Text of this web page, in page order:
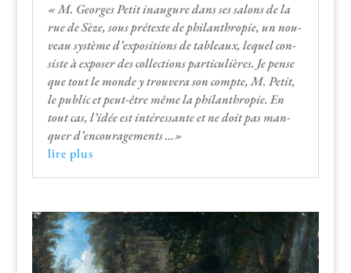
« M. Georges Petit inau­gure dans ses salons de la
rue de Sèze, sous pré­texte de phil­an­thropie, un nou­
veau sys­tème d’expositions de tableaux, lequel con­
siste à expos­er des col­lec­tions par­ti­c­ulières. Je pense
que tout le monde y trou­vera son compte, M. Petit,
le pub­lic et peut-être même la phil­an­thropie. En
tout cas, l’idée est intéres­sante et ne doit pas man­
quer d’encouragements …»
lire plus